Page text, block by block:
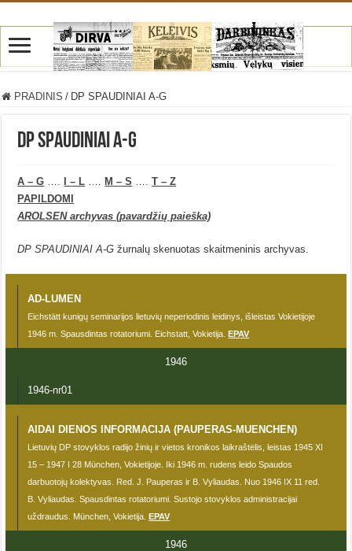
PRADINIS / DP SPAUDINIAI A-G
DP SPAUDINIAI A-G
A – G I – L M – S ….T – Z
PAPILDOMI
AROLSEN archyvas (pavardžių paieška)
DP SPAUDINIAI A-G žurnalų skenuotas skaitmeninis archyvas.
AD-LUMEN
Eichstätt kunigų seminarijos lietuvių neperiodinis leidinys, išleistas Vokietijoje
1946 m. Spausdintas rotatoriumi. Eichstatt, Vokietija.EPAV
1946
1946-nr01
AIDAI DIENOS INFORMACIJA (PAUPERAS-MUENCHEN)
Lietuvių DP stovyklos radijo žinių ir vietos kronikos laikraštėlis, leistas 1945 XI
15 – 1947 I 28 München, Vokietijoje. Iki 1946 m. rudens leido Spaudos
darbuotojų kolektyvas. Red. J. Pauperas ir B. Vyliaudas. Nuo 1946 IX 11 red.
B. Vyliaudas. Spausdintas rotatoriumi. Sustojo stovyklos administracijai
uždraudus. München, Vokietija.EPAV
1946